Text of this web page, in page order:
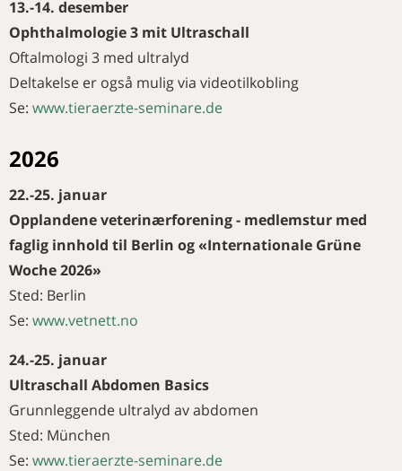
– Takk til alle som har bidratt i
pilotfasen
Pilotperioden til
mentorprosjektet er fullført
Elghunden Bonzo
Veterinærdagene 2026 på
NAVN
Merkedager i desember
Merkedager i januar
Nye medlemmer
KURS OG MØTER
Aktivitetskalender
13.-14. desember
Ophthalmologie 3 mit Ultraschall
Oftalmologi 3 med ultralyd
Deltakelse er også mulig via videotilkobling
Se: www.tieraerzte-seminare.de
2026
22.-25. januar
Opplandene veterinærforening - medlemstur med
faglig innhold til Berlin og «Internationale Grüne
Woche 2026»
Sted: Berlin
Se: www.vetnett.no
24.-25. januar
Ultraschall Abdomen Basics
Grunnleggende ultralyd av abdomen
Sted: München
Se: www.tieraerzte-seminare.de